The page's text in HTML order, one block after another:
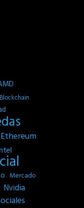
Blockchain
Ethereum
Mercado
Nvidia